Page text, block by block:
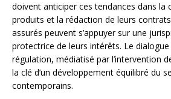
doivent anticiper ces tendances dans la
produits et la rédaction de leurs
assurés peuvent s’appuyer sur une
protectrice de leurs intérêts. Le
régulation, médiatisé par l’intervention
la clé d’un développement équilibré du
contemporains.